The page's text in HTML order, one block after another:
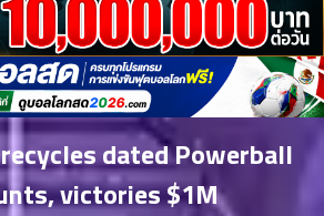
dated Powerball
victories $1M